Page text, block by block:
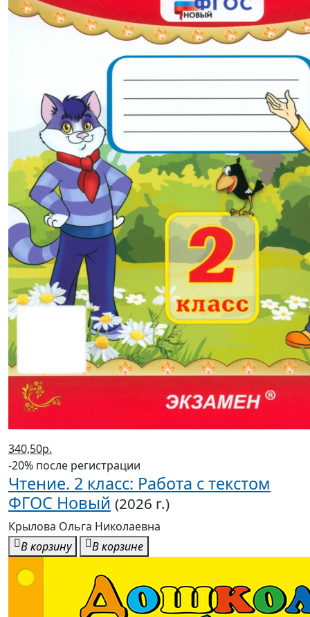
340,50р.
-20% после регистрации
Чтение. 2 класс: Работа с текстом
ФГОС Новый (2026 г.)
Крылова Ольга Николаевна
В корзину
В корзине